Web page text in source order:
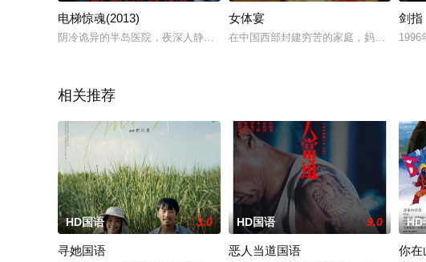
电梯惊魂(2013)
阴冷诡异的半岛医院，夜深人静时分，灯光闪烁昏暗，在该医院供职的马护士
女体宴
在中国西部封建穷苦的家庭，妈妈被人包
剑指
1996
相关推荐
HD国语 3.0
寻她国语
HD国语 9.0
恶人当道国语
HD
你在